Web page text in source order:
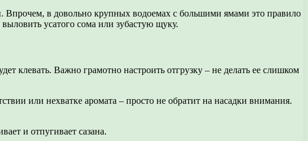
Впрочем, в довольно крупных водоемах с большими ямами это правило
усатого сома или зубастую щуку.
клевать. Важно грамотно настроить отгрузку – не делать ее слишком
или нехватке аромата – просто не обратит на насадки внимания.
и отпугивает сазана.